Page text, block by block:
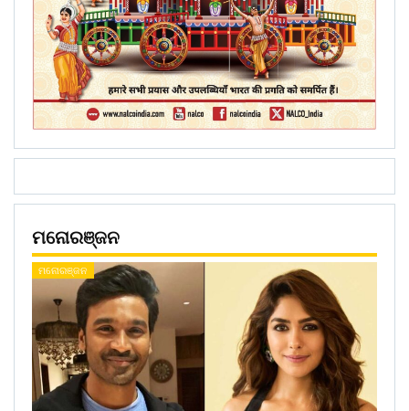
ମନୋରଞ୍ଜନ
ମନୋରଞ୍ଜନ